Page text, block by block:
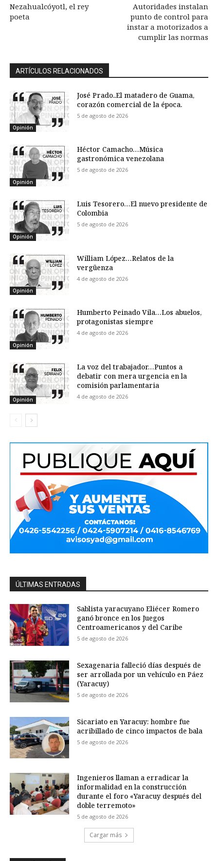
Nezahualcóyotl, el rey
poeta
Autoridades instalan
punto de control para
instar a motorizados a
cumplir las normas
ARTÍCULOS RELACIONADOS
Opinión
José Prado..El matadero de Guama,
corazón comercial de la época.
5 de agosto de 2026
Opinión
Héctor Camacho…Música
gastronómica venezolana
5 de agosto de 2026
Opinión
Luis Tesorero…El nuevo presidente de
Colombia
5 de agosto de 2026
Opinión
William López…Relatos de la
vergüenza
4 de agosto de 2026
Opinión
Humberto Peinado Vila…Los abuelos,
protagonistas siempre
4 de agosto de 2026
Opinión
La voz del trabajador…Puntos a
debatir con mera urgencia en la
comisión parlamentaria
4 de agosto de 2026
ÚLTIMAS ENTRADAS
Sablista yaracuyano Eliécer Romero
ganó bronce en los Juegos
Centroamericanos y del Caribe
5 de agosto de 2026
Sexagenaria falleció días después de
ser arrollada por un vehículo en Páez
(Yaracuy)
5 de agosto de 2026
Sicariato en Yaracuy: hombre fue
acribillado de cinco impactos de bala
5 de agosto de 2026
Ingenieros llaman a erradicar la
informalidad en la construcción
durante el foro «Yaracuy después del
doble terremoto»
5 de agosto de 2026
Cargar más